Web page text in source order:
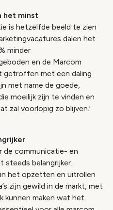
het minst
is hetzelfde beeld te zien
dalen het
minder
en de Marcom
met een daling
met name de goede,
moeilijk zijn te vinden en
zal voorlopig zo blijven.'
de communicatie- en
steeds belangrijker.
het opzetten en uitrollen
zijn gewild in de markt, met
kunnen maken wat het